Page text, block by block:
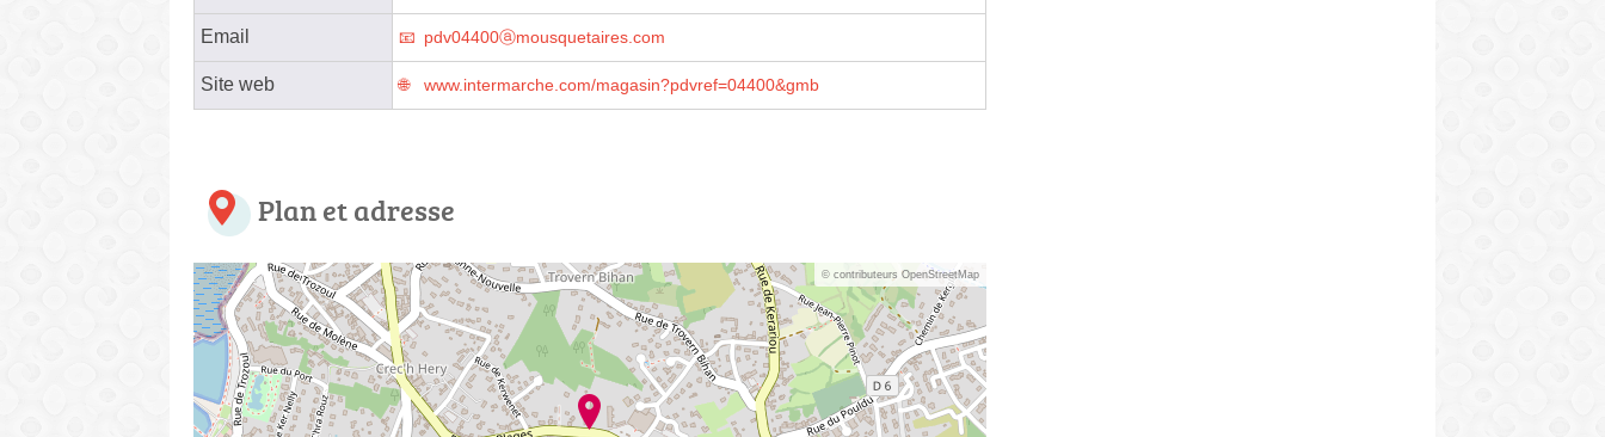
Email pdv04400ⓐmousquetaires.com
Site web www.intermarche.com/magasin?pdvref=04400&gmb
Plan et adresse
© contributeurs OpenStreetMap